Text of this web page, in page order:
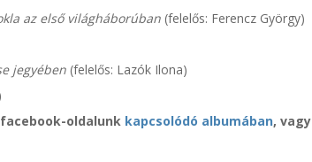
az első világháborúban (felelős: Ferencz György)
jegyében (felelős: Lazók Ilona)
oldalunk kapcsolódó albumában, vagy